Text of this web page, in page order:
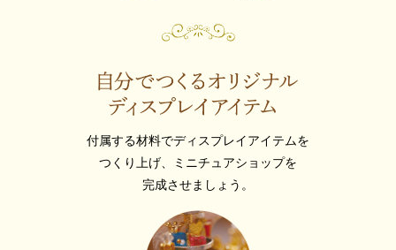
付属する材料でディスプレイアイテムを
つくり上げ、ミニチュアショップを
完成させましょう。